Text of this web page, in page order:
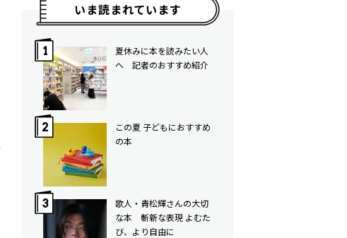
いま読まれています
夏休みに本を読みたい人
へ 記者のおすすめ紹介
この夏 子どもにおすすめ
の本
歌人・青松輝さんの大切
な本 斬新な表現 よむた
び、より自由に